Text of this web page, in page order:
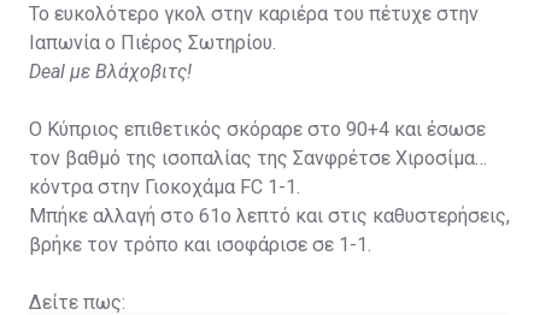
Το ευκολότερο γκολ στην καριέρα του πέτυχε στην
Ιαπωνία ο Πιέρος Σωτηρίου.
Deal με Βλάχοβιτς!
Ο Κύπριος επιθετικός σκόραρε στο 90+4 και έσωσε
τον βαθμό της ισοπαλίας της Σανφρέτσε Χιροσίμα
κόντρα στην Γιοκοχάμα FC 1-1.
Μπήκε αλλαγή στο 61ο λεπτό και στις καθυστερήσεις,
βρήκε τον τρόπο και ισοφάρισε σε 1-1.
Δείτε πως: